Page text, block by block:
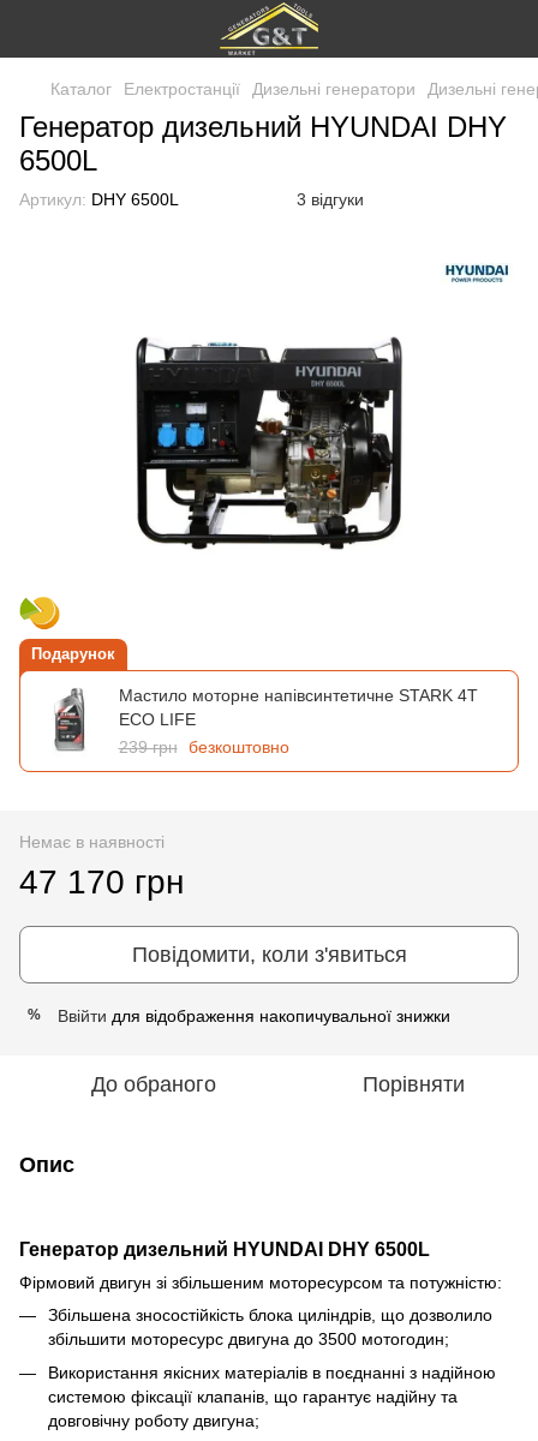
Каталог Електростанції Дизельні генератори Дизельні
Генератор дизельний HYUNDAI DHY
6500L
Артикул: DHY 6500L 3 відгуки
Подарунок
Мастило моторне напівсинтетичне STARK 4T
ECO LIFE
239 грн безкоштовно
Немає в наявності
47 170 грн
Повідомити, коли з'явиться
% Ввійти для відображення накопичувальної знижки
До обраного Порівняти
Опис
Генератор дизельний HYUNDAI DHY 6500L
Фірмовий двигун зі збільшеним моторесурсом та потужністю:
Збільшена зносостійкість блока циліндрів, що дозволило
збільшити моторесурс двигуна до 3500 мотогодин;
Використання якісних матеріалів в поєднанні з надійною
системою фіксації клапанів, що гарантує надійну та
довговічну роботу двигуна;